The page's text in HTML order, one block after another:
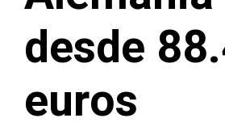
desde
euros